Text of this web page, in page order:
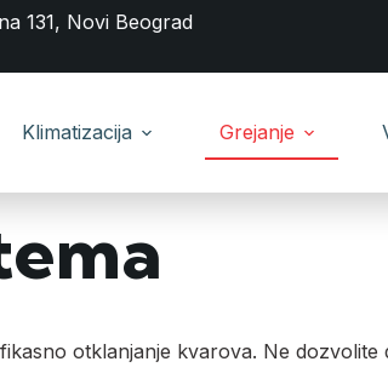
131, Novi Beograd
Klimatizacija Grejanje
otklanjanje kvarova. Ne